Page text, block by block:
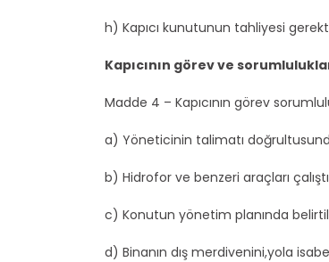
h) Kapıcı kunutunun tahliyesi
Kapıcının görev ve
Madde 4 – Kapıcının görev
a) Yöneticinin talimatı
b) Hidrofor ve benzeri araçları
c) Konutun yönetim planında
d) Binanın dış merdivenini,yola